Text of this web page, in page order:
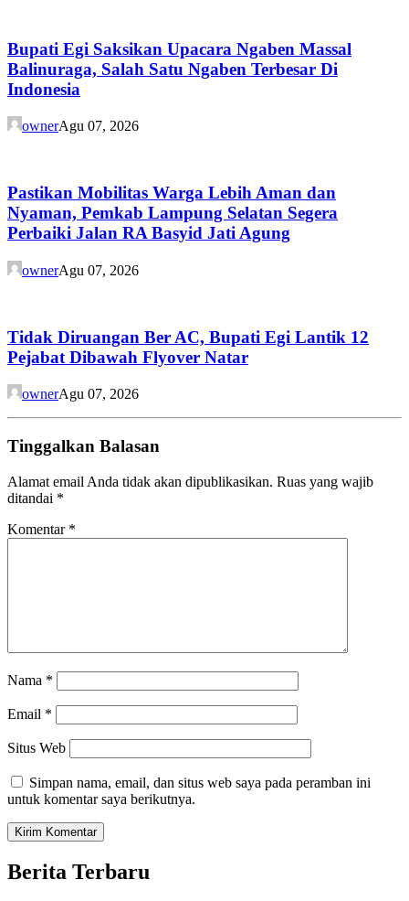
Bupati Egi Saksikan Upacara Ngaben Massal
Balinuraga, Salah Satu Ngaben Terbesar Di
Indonesia
ownerAgu 07, 2026
Pastikan Mobilitas Warga Lebih Aman dan
Nyaman, Pemkab Lampung Selatan Segera
Perbaiki Jalan RA Basyid Jati Agung
ownerAgu 07, 2026
Tidak Diruangan Ber AC, Bupati Egi Lantik 12
Pejabat Dibawah Flyover Natar
ownerAgu 07, 2026
Tinggalkan Balasan
Alamat email Anda tidak akan dipublikasikan. Ruas yang wajib
ditandai *
Komentar *
Nama *
Email *
Situs Web
Simpan nama, email, dan situs web saya pada peramban ini
untuk komentar saya berikutnya.
Berita Terbaru